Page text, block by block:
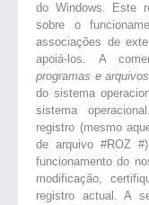
do Windows. Este
sobre o
associações de
apoiá-los. A
programas e
do sistema
sistema
registro (mesmo
de arquivo #ROZ
funcionamento do
modificação,
registro actual. A